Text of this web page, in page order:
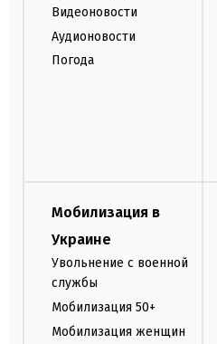
Видеоновости
Аудионовости
Погода
Мобилизация в
Украине
Увольнение с военной
службы
Мобилизация 50+
Мобилизация женщин